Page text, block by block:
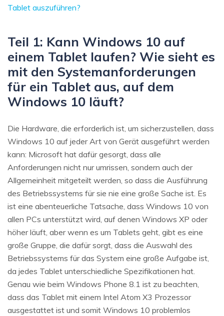
Tablet auszuführen?
Teil 1: Kann Windows 10 auf
einem Tablet laufen? Wie sieht es
mit den Systemanforderungen
für ein Tablet aus, auf dem
Windows 10 läuft?
Die Hardware, die erforderlich ist, um sicherzustellen, dass
Windows 10 auf jeder Art von Gerät ausgeführt werden
kann: Microsoft hat dafür gesorgt, dass alle
Anforderungen nicht nur umrissen, sondern auch der
Allgemeinheit mitgeteilt werden, so dass die Ausführung
des Betriebssystems für sie nie eine große Sache ist. Es
ist eine abenteuerliche Tatsache, dass Windows 10 von
allen PCs unterstützt wird, auf denen Windows XP oder
höher läuft, aber wenn es um Tablets geht, gibt es eine
große Gruppe, die dafür sorgt, dass die Auswahl des
Betriebssystems für das System eine große Aufgabe ist,
da jedes Tablet unterschiedliche Spezifikationen hat.
Genau wie beim Windows Phone 8.1 ist zu beachten,
dass das Tablet mit einem Intel Atom X3 Prozessor
ausgestattet ist und somit Windows 10 problemlos